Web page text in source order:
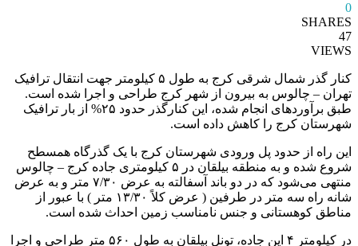
0
SHARES
47
VIEWS
کنار گذر شمال شرقی کرج به طول ۵ کیلومتر جهت انتقال ترافیک
تهران – چالوس به بیرون از شهر کرج طراحی و اجرا شده است.
طبق برآوردهای انجام شده، این کنارگذر حدود ۲۵% از بار ترافیک
شهرستان کرج را کاهش داده است.
این راه از حدود پل ورودی شهرستان کرج با یک گذرگاه همسطح
شروع شده و به منطقه بیلقان در ۵ کیلومتری جاده کرج – چالوس
منتهی می‌شود که در دو باند آسفالته به عرض ۷/۳۰ متر و به عرض
شانه راه سه متر در طرفین ( عرض کلاً ۱۳/۳۰ متر ) با عبور از
مناطق کوهستانی و جنس نامناسب زمین احداث شده است.
در کیلومتر ۴ این جاده، تونل بیلقان به طول ۵۶۰ متر طراحی و اجرا